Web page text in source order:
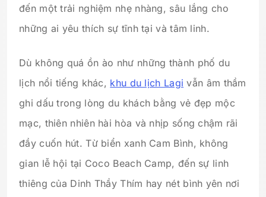
đến một trải nghiệm nhẹ nhàng, sâu lắng cho
những ai yêu thích sự tĩnh tại và tâm linh.
Dù không quá ồn ào như những thành phố du
lịch nổi tiếng khác, khu du lịch Lagi vẫn âm thầm
ghi dấu trong lòng du khách bằng vẻ đẹp mộc
mạc, thiên nhiên hài hòa và nhịp sống chậm rãi
đầy cuốn hút. Từ biển xanh Cam Bình, không
gian lễ hội tại Coco Beach Camp, đến sự linh
thiêng của Dinh Thầy Thím hay nét bình yên nơi